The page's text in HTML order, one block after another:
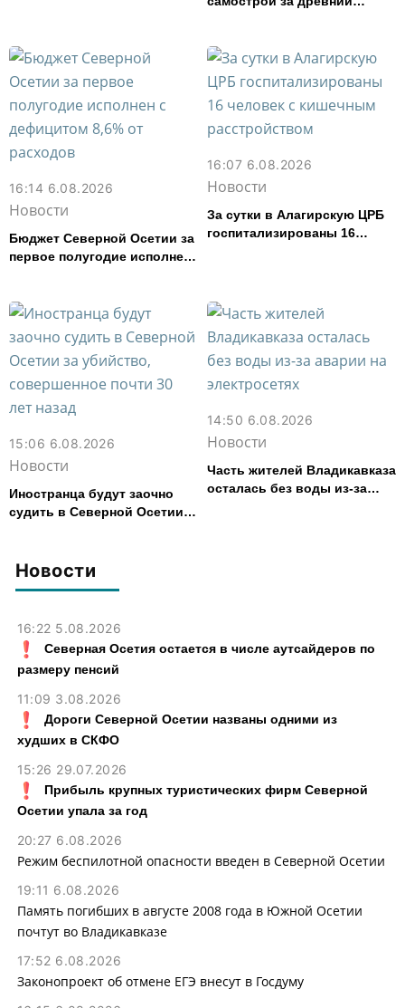
Новости
16:22 5.08.2026
Северная Осетия остается в числе аутсайдеров по
размеру пенсий
11:09 3.08.2026
Дороги Северной Осетии названы одними из
худших в СКФО
15:26 29.07.2026
Прибыль крупных туристических фирм Северной
Осетии упала за год
20:27 6.08.2026
Режим беспилотной опасности введен в Северной Осетии
19:11 6.08.2026
Память погибших в августе 2008 года в Южной Осетии
почтут во Владикавказе
17:52 6.08.2026
Законопроект об отмене ЕГЭ внесут в Госдуму
16:14 6.08.2026
Новости
Бюджет Северной Осетии за
первое полугодие исполнен
16:07 6.08.2026
Новости
За сутки в Алагирскую ЦРБ
госпитализированы 16
15:06 6.08.2026
Новости
Иностранца будут заочно
судить в Северной Осетии
14:50 6.08.2026
Новости
Часть жителей Владикавказа
осталась без воды из-за